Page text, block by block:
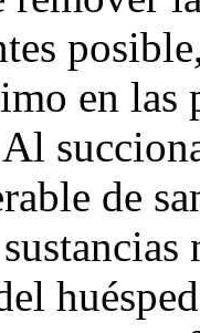
en las
de